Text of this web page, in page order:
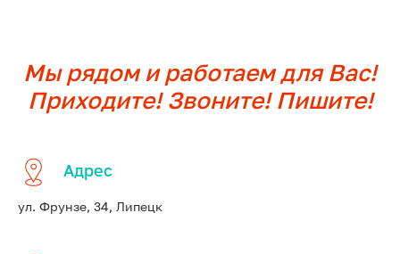
Мы рядом и работаем для Вас!
Приходите! Звоните! Пишите!
Адрес
ул. Фрунзе, 34, Липецк